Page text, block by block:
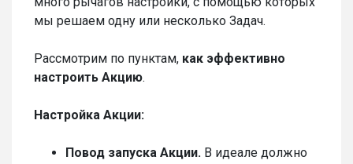
мы решаем одну или несколько Задач.
Рассмотрим по пунктам, как эффективно
настроить Акцию.
Настройка Акции:
Повод запуска Акции. В идеале должно